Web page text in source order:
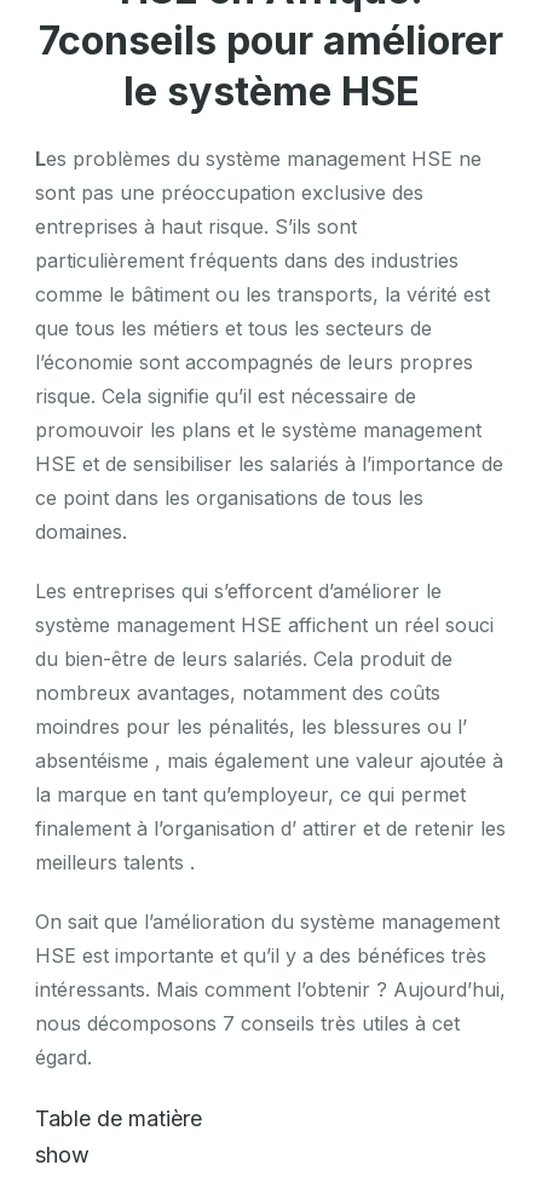
(HSE)
7conseils pour améliorer
le système HSE
Les problèmes du système management HSE ne
sont pas une préoccupation exclusive des
entreprises à haut risque. S’ils sont
particulièrement fréquents dans des industries
comme le bâtiment ou les transports, la vérité est
que tous les métiers et tous les secteurs de
l’économie sont accompagnés de leurs propres
risque. Cela signifie qu’il est nécessaire de
promouvoir les plans et le système management
HSE et de sensibiliser les salariés à l’importance de
ce point dans les organisations de tous les
domaines.
Les entreprises qui s’efforcent d’améliorer le
système management HSE affichent un réel souci
du bien-être de leurs salariés. Cela produit de
nombreux avantages, notamment des coûts
moindres pour les pénalités, les blessures ou l’
absentéisme , mais également une valeur ajoutée à
la marque en tant qu’employeur, ce qui permet
finalement à l’organisation d’ attirer et de retenir les
meilleurs talents .
On sait que l’amélioration du système management
HSE est importante et qu’il y a des bénéfices très
intéressants. Mais comment l’obtenir ? Aujourd’hui,
nous décomposons 7 conseils très utiles à cet
égard.
Table de matière
show